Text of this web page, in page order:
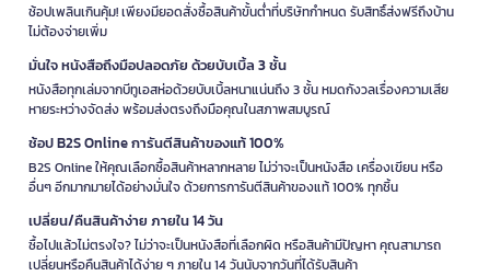
ช้อปเพลินเกินคุ้ม! เพียงมียอดสั่งซื้อสินค้าขั้นต่ำที่บริษัทกำหนด รับสิทธิ์ส่งฟรีถึงบ้าน
ไม่ต้องจ่ายเพิ่ม
มั่นใจ หนังสือถึงมือปลอดภัย ด้วยบับเบิ้ล 3 ชั้น
หนังสือทุกเล่มจากบีทูเอสห่อด้วยบับเบิ้ลหนาแน่นถึง 3 ชั้น หมดกังวลเรื่องความเสีย
หายระหว่างจัดส่ง พร้อมส่งตรงถึงมือคุณในสภาพสมบูรณ์
ช้อป B2S Online การันตีสินค้าของแท้ 100%
B2S Online ให้คุณเลือกซื้อสินค้าหลากหลาย ไม่ว่าจะเป็นหนังสือ เครื่องเขียน หรือ
อื่นๆ อีกมากมายได้อย่างมั่นใจ ด้วยการการันตีสินค้าของแท้ 100% ทุกชิ้น
เปลี่ยน/คืนสินค้าง่าย ภายใน 14 วัน
ซื้อไปแล้วไม่ตรงใจ? ไม่ว่าจะเป็นหนังสือที่เลือกผิด หรือสินค้ามีปัญหา คุณสามารถ
เปลี่ยนหรือคืนสินค้าได้ง่าย ๆ ภายใน 14 วันนับจากวันที่ได้รับสินค้า